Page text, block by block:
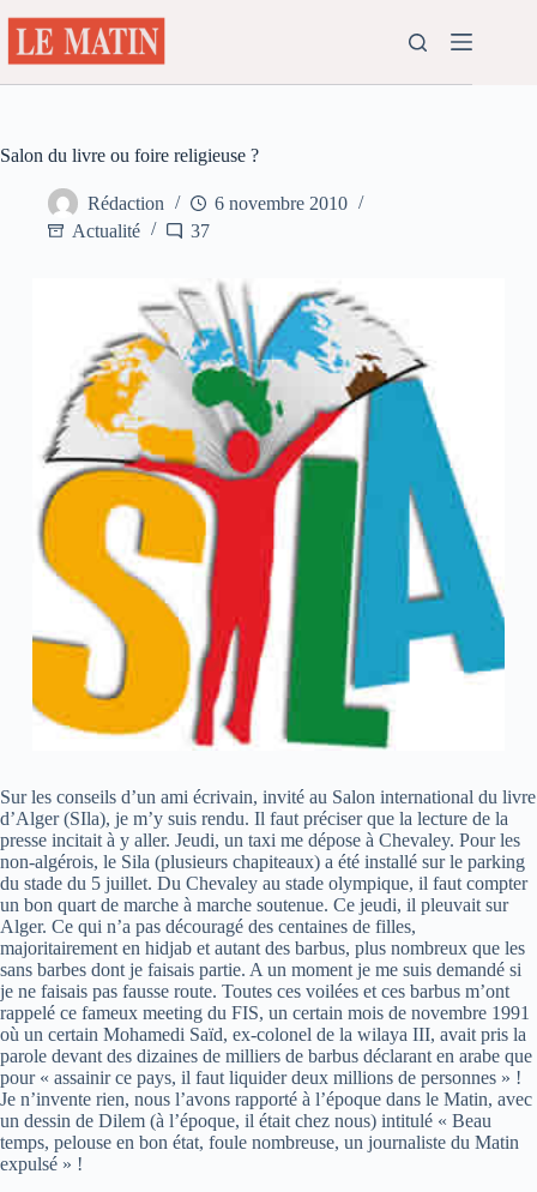
au
contenu
Salon du livre ou foire religieuse ?
Rédaction
6 novembre 2010
Actualité
37
Sur les conseils d’un ami écrivain, invité au Salon international du livre
d’Alger (SIla), je m’y suis rendu. Il faut préciser que la lecture de la
presse incitait à y aller. Jeudi, un taxi me dépose à Chevaley. Pour les
non-algérois, le Sila (plusieurs chapiteaux) a été installé sur le parking
du stade du 5 juillet. Du Chevaley au stade olympique, il faut compter
un bon quart de marche à marche soutenue. Ce jeudi, il pleuvait sur
Alger. Ce qui n’a pas découragé des centaines de filles,
majoritairement en hidjab et autant des barbus, plus nombreux que les
sans barbes dont je faisais partie. A un moment je me suis demandé si
je ne faisais pas fausse route. Toutes ces voilées et ces barbus m’ont
rappelé ce fameux meeting du FIS, un certain mois de novembre 1991
où un certain Mohamedi Saïd, ex-colonel de la wilaya III, avait pris la
parole devant des dizaines de milliers de barbus déclarant en arabe que
pour « assainir ce pays, il faut liquider deux millions de personnes » !
Je n’invente rien, nous l’avons rapporté à l’époque dans le Matin, avec
un dessin de Dilem (à l’époque, il était chez nous) intitulé « Beau
temps, pelouse en bon état, foule nombreuse, un journaliste du Matin
expulsé » !